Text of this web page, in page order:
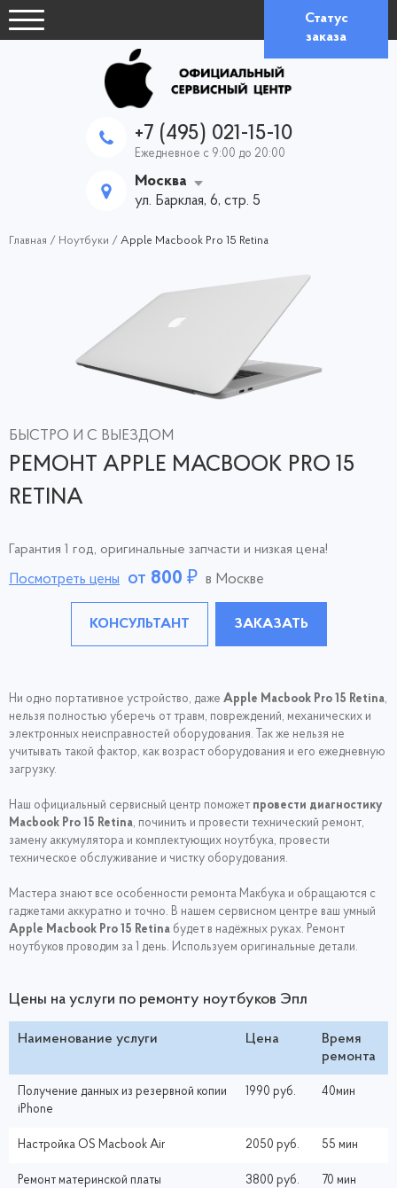
Статус
заказа
+7 (495) 021-15-10
Ежедневное с 9:00 до 20:00
Москва
ул. Барклая, 6, стр. 5
Главная / Ноутбуки / Apple Macbook Pro 15 Retina
БЫСТРО И С ВЫЕЗДОМ
РЕМОНТ APPLE MACBOOK PRO 15
RETINA
Гарантия 1 год, оригинальные запчасти и низкая цена!
Посмотреть цены от 800 ₽ в Москве
КОНСУЛЬТАНТ ЗАКАЗАТЬ
Ни одно портативное устройство, даже Apple Macbook Pro 15 Retina,
нельзя полностью уберечь от травм, повреждений, механических и
электронных неисправностей оборудования. Так же нельзя не
учитывать такой фактор, как возраст оборудования и его ежедневную
загрузку.
Наш официальный сервисный центр поможет провести диагностику
Macbook Pro 15 Retina, починить и провести технический ремонт,
замену аккумулятора и комплектующих ноутбука, провести
техническое обслуживание и чистку оборудования.
Мастера знают все особенности ремонта Макбука и обращаются с
гаджетами аккуратно и точно. В нашем сервисном центре ваш умный
Apple Macbook Pro 15 Retina будет в надёжных руках. Ремонт
ноутбуков проводим за 1 день. Используем оригинальные детали.
Цены на услуги по ремонту ноутбуков Эпл
Наименование услуги Цена
Время
ремонта
Получение данных из резервной копии
iPhone
1990 руб. 40мин
Настройка ОS Macbook Air 2050 руб. 55 мин
Ремонт материнской платы 3800 руб. 70 мин